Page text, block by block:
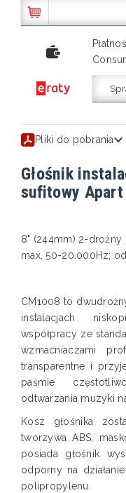
Pliki do pobrania
Głośnik
sufitowy Apart
8" (244mm) 2-drożny
max, 50-20.000Hz;
CM1008 to
instalacjach
współpracy ze
wzmacniaczami
transparentne i
paśmie
odtwarzania muzyki
Kosz głośnika
tworzywa ABS,
posiada głośnik
odporny na
polipropylenu.